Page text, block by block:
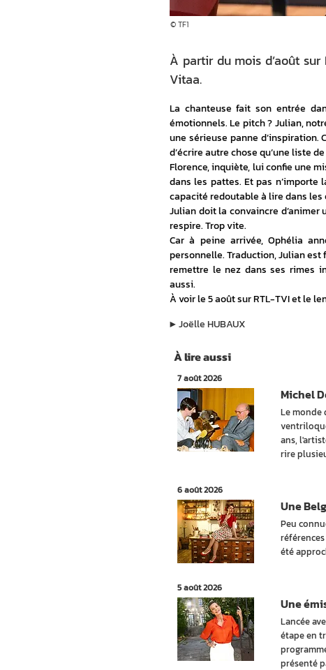
© TF1
À partir du mois d’août
Vitaa.
La chanteuse fait son entrée
émotionnels. Le pitch ? Julian,
une sérieuse panne
d’écrire autre chose qu’une liste
Florence, inquiète, lui confie une
dans les pattes. Et pas
capacité redoutable à lire dans
Julian doit la convaincre
respire. Trop vite.
Car à peine arrivée, Ophélia
personnelle. Traduction, Julian
remettre le nez dans ses rimes
aussi.
À voir le 5 août sur RTL-TVI et le
Joëlle HUBAUX
▶︎
À lire aussi
7 août 2026
Le monde
ans,
rire
Michel
6 août 2026
Peu
été
Une
5 août 2026
Lancée
étape en
présenté
Une